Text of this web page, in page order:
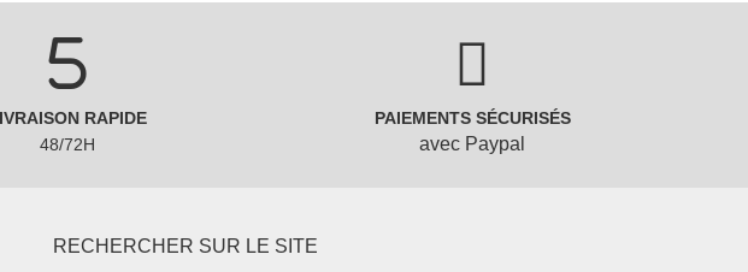
RAPIDE
48/72H
PAIEMENTS SÉCURISÉS
avec Paypal
RECHERCHER SUR LE SITE